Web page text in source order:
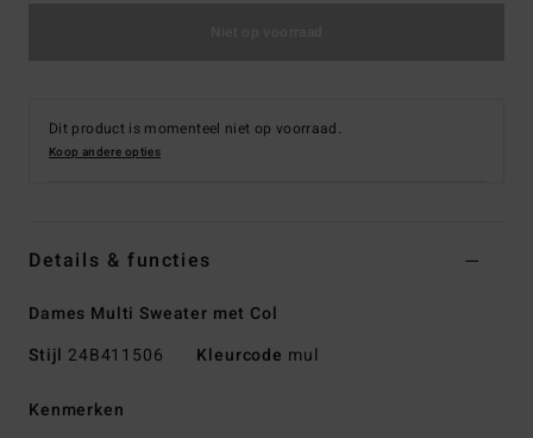
Dit product is momenteel niet op voorraad.
Koop andere opties
Details & functies
Dames Multi Sweater met Col
Stijl 24B411506 Kleurcode mul
Kenmerken